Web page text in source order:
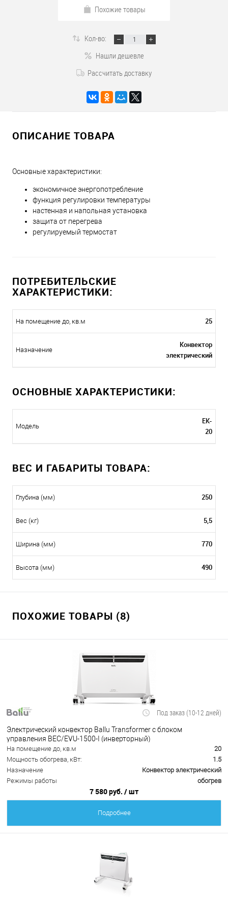
Похожие товары
Кол-во:
Нашли дешевле
Рассчитать доставку
ОПИСАНИЕ ТОВАРА
Основные характеристики:
экономичное энергопотребление
функция регулировки температуры
настенная и напольная установка
защита от перегрева
регулируемый термостат
ПОТРЕБИТЕЛЬСКИЕ
ХАРАКТЕРИСТИКИ:
На помещение до, кв.м 25
Назначение
Конвектор
электрический
ОСНОВНЫЕ ХАРАКТЕРИСТИКИ:
Модель
EK-
20
ВЕС И ГАБАРИТЫ ТОВАРА:
Глубина (мм) 250
Вес (кг) 5,5
Ширина (мм) 770
Высота (мм) 490
ПОХОЖИЕ ТОВАРЫ (8)
Под заказ (10-12 дней)
Электрический конвектор Ballu Transformer с блоком
управления BEC/EVU-1500-I (инверторный)
На помещение до, кв.м
20
Мощность обогрева, кВт:
1.5
Назначение
Конвектор электрический
Режимы работы
обогрев
7 580 руб. / шт
Подробнее